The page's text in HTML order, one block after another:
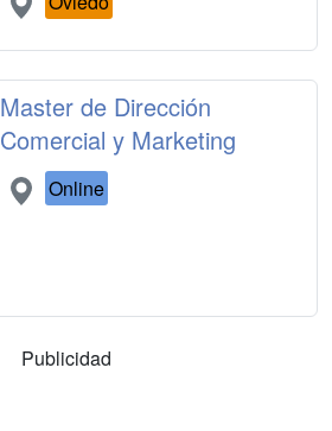
Master de Dirección
Comercial y Marketing
Online
Publicidad